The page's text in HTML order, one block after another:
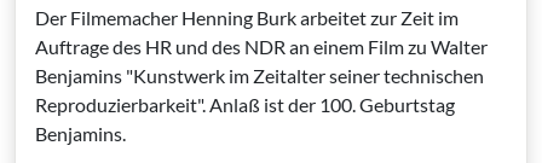
Der Filmemacher Henning Burk arbeitet zur Zeit im
Auftrage des HR und des NDR an einem Film zu Walter
Benjamins "Kunstwerk im Zeitalter seiner technischen
Reproduzierbarkeit". Anlaß ist der 100. Geburtstag
Benjamins.